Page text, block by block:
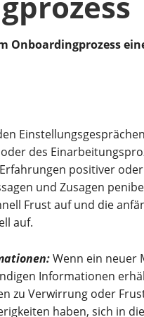
Onboardingprozess
des
positiver
und Zusagen
Frust auf und die
auf.
Wenn ein neuer
Informationen
zu Verwirrung oder
haben, sich in